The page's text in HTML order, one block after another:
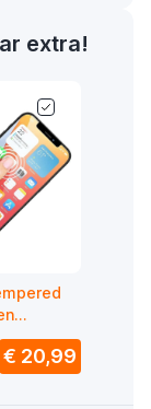
extra!
12 /
€ 20,99